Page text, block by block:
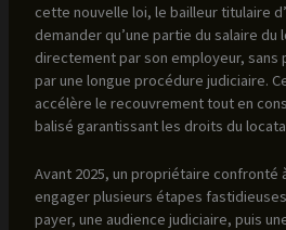
cette nouvelle loi, le bailleur titulaire
demander qu’une partie du salaire
directement par son employeur,
par une longue procédure judiciaire.
accélère le recouvrement tout en
balisé garantissant les droits du
Avant 2025, un propriétaire confronté
engager plusieurs étapes
payer, une audience judiciaire, puis